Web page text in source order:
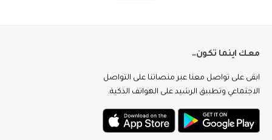
معك اينما تكون..
ابقى على تواصل معنا عبر منصاتنا على التواصل
الاجتماعي وتطبيق الرشيد على الهواتف الذكية.